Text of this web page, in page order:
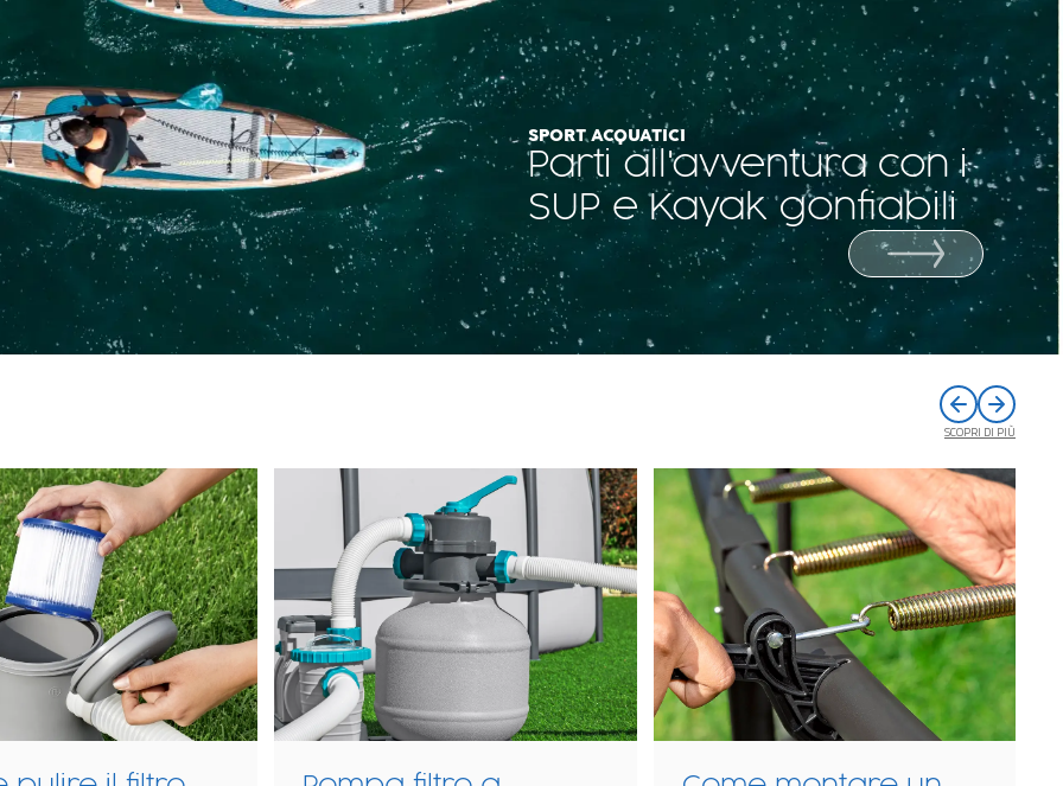
SPORT ACQUATICI
Parti all'avventura con i
SUP e Kayak gonfiabili
SCOPRI DI PIÙ